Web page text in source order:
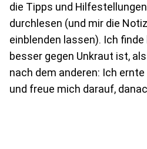
die Tipps und
durchlesen (und mir die
einblenden lassen). Ich
besser gegen Unkraut ist,
nach dem anderen: Ich
und freue mich darauf,